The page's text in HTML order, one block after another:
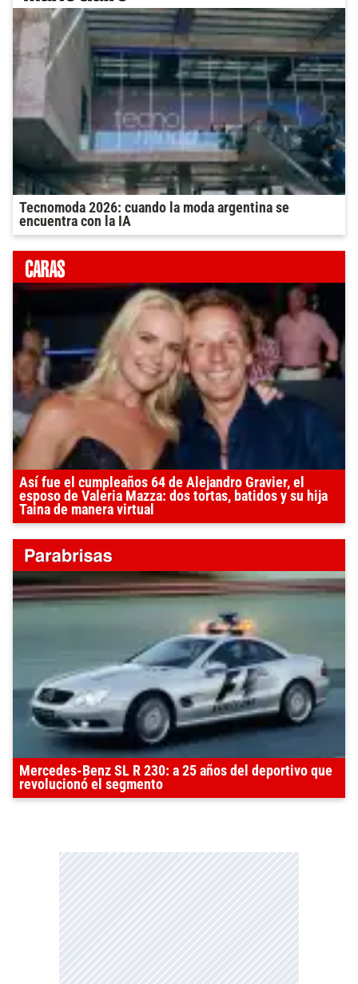
Tecnomoda 2026: cuando la moda argentina se
encuentra con la IA
Así fue el cumpleaños 64 de Alejandro Gravier, el
esposo de Valeria Mazza: dos tortas, batidos y su hija
Taina de manera virtual
Mercedes-Benz SL R 230: a 25 años del deportivo que
revolucionó el segmento